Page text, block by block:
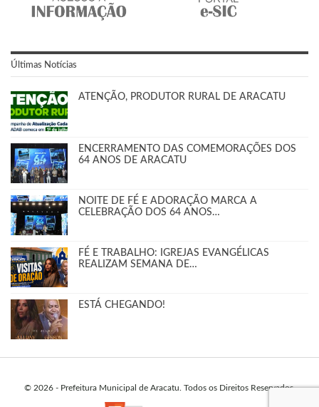
Últimas Notícias
ATENÇÃO, PRODUTOR RURAL DE ARACATU
ENCERRAMENTO DAS COMEMORAÇÕES DOS
64 ANOS DE ARACATU
NOITE DE FÉ E ADORAÇÃO MARCA A
CELEBRAÇÃO DOS 64 ANOS…
FÉ E TRABALHO: IGREJAS EVANGÉLICAS
REALIZAM SEMANA DE…
ESTÁ CHEGANDO!
© 2026 - Prefeitura Municipal de Aracatu. Todos os Direitos Reservados.